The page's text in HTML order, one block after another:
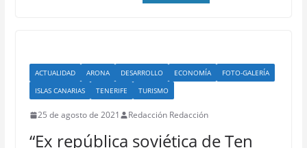
ACTUALIDAD ARONA DESARROLLO ECONOMÍA
FOTO-GALERÍA
ISLAS CANARIAS
TENERIFE TURISMO
25 de agosto de 2021 Redacción Redacción
“Ex república soviética de Ten